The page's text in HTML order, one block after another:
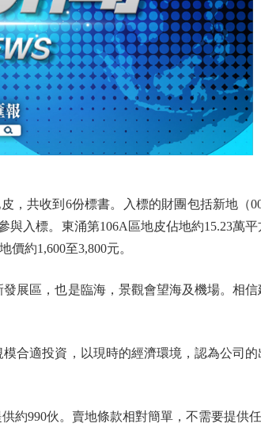
共收到6份標書。入標的財團包括新地（
與入標。東涌第106A區地皮佔地約15.23萬
約1,600至3,800元。
區，也是臨海，景觀會望海及機場。相信
適投資，以現時的經濟環境，認為公司的
990伙。賣地條款相對簡單，不需要提供任